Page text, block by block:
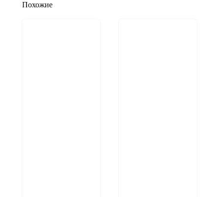
Похожие